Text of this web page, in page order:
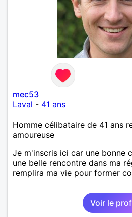
mec53
Laval - 41 ans
Homme célibataire de 41 ans
amoureuse
Je m'inscris ici car une bonne
une belle rencontre dans ma
remplira ma vie pour former
Voir le